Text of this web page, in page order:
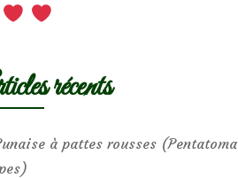
récents
à pattes rousses (Pentatoma